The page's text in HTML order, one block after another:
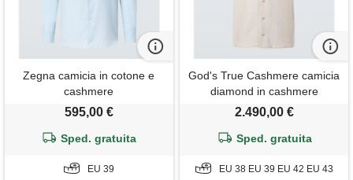
Zegna camicia in cotone e
cashmere
595,00 €
Sped. gratuita
EU 39
God's True Cashmere camicia
diamond in cashmere
2.490,00 €
Sped. gratuita
EU 38 EU 39 EU 42 EU 43